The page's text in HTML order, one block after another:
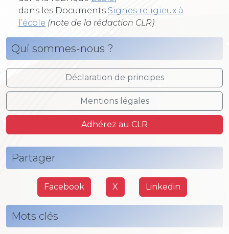
dans les Documents Signes religieux à
l’école (note de la rédaction CLR)
Qui sommes-nous ?
Déclaration de principes
Mentions légales
Adhérez au CLR
Partager
Facebook X Linkedin
Mots clés